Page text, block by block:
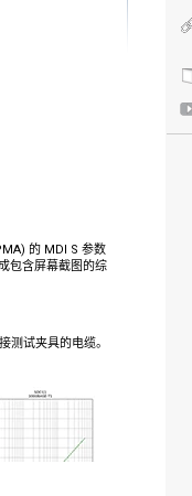
的 MDI S 参数
包含屏幕截图的综
测试夹具的电缆。